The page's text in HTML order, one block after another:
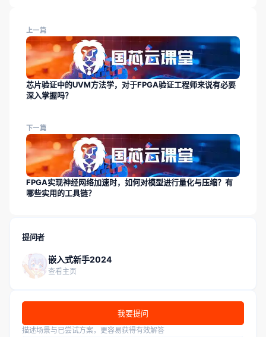
上一篇
芯片验证中的UVM方法学，对于FPGA验证工程师来说有必要
深入掌握吗？
下一篇
FPGA实现神经网络加速时，如何对模型进行量化与压缩？有
哪些实用的工具链？
提问者
嵌入式新手2024
查看主页
我要提问
描述场景与已尝试方案，更容易获得有效解答